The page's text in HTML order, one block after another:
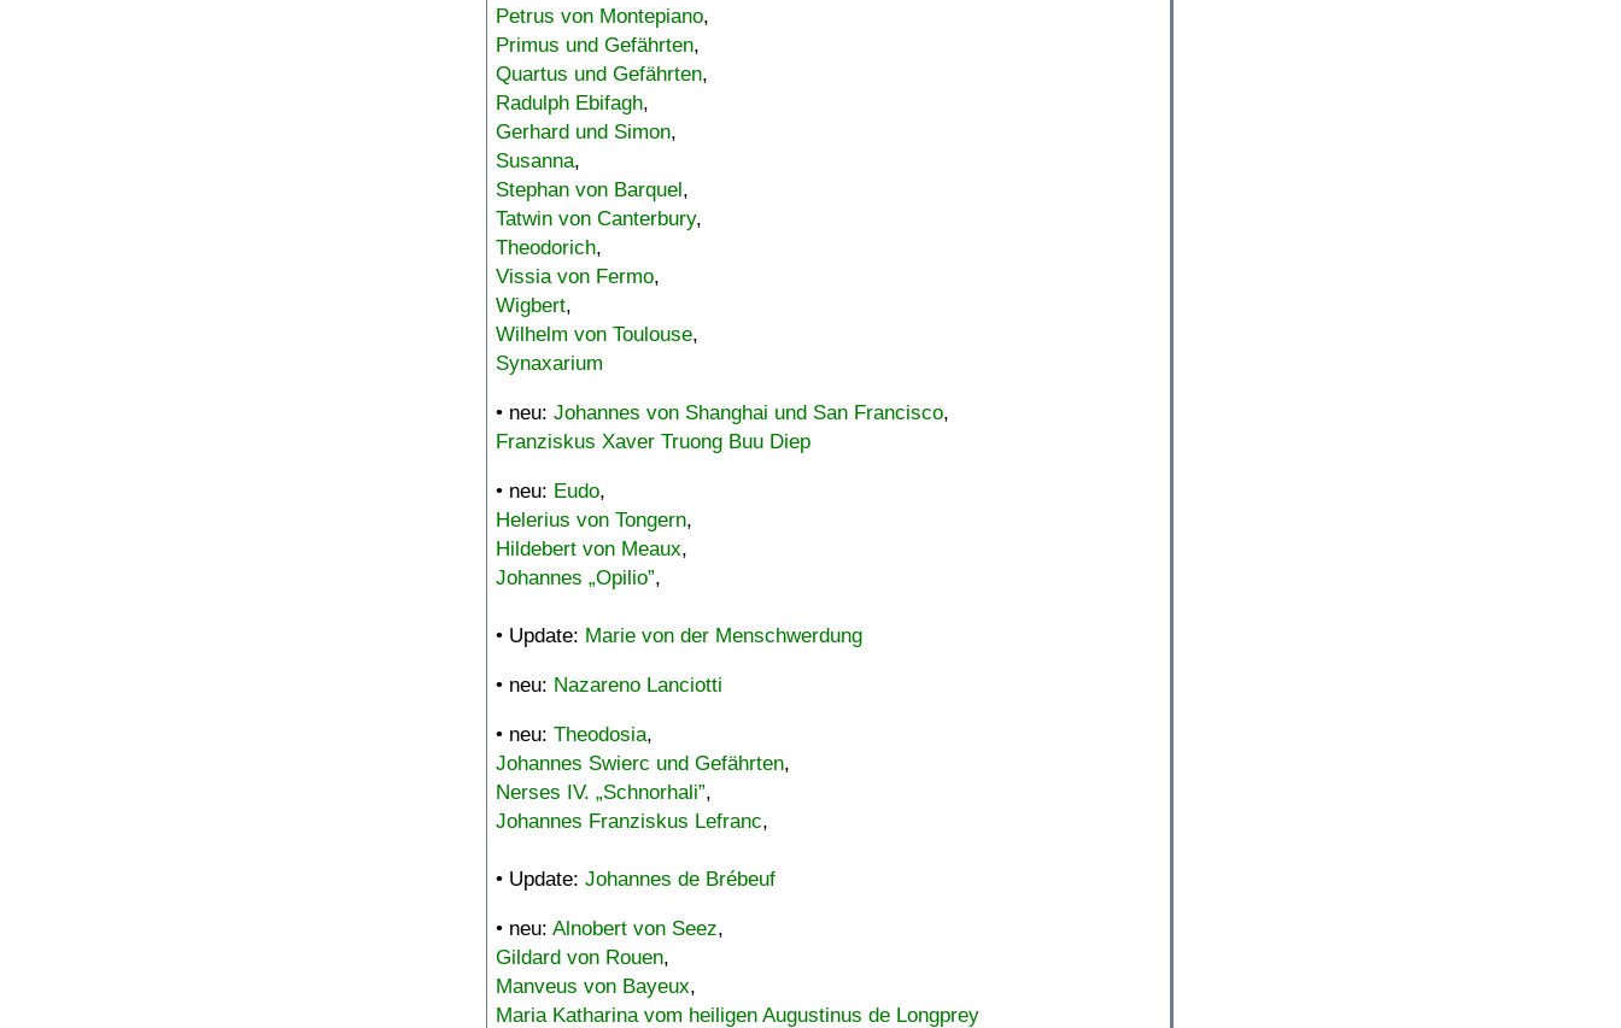
Petrus von Montepiano,
Primus und Gefährten,
Quartus und Gefährten,
Radulph Ebifagh,
Gerhard und Simon,
Susanna,
Stephan von Barquel,
Tatwin von Canterbury,
Theodorich,
Vissia von Fermo,
Wigbert,
Wilhelm von Toulouse,
Synaxarium
• neu: Johannes von Shanghai und San Francisco,
Franziskus Xaver Truong Buu Diep
• neu: Eudo,
Helerius von Tongern,
Hildebert von Meaux,
Johannes „Opilio”,
• Update: Marie von der Menschwerdung
• neu: Nazareno Lanciotti
• neu: Theodosia,
Johannes Swierc und Gefährten,
Nerses IV. „Schnorhali”,
Johannes Franziskus Lefranc,
• Update: Johannes de Brébeuf
• neu: Alnobert von Seez,
Gildard von Rouen,
Manveus von Bayeux,
Maria Katharina vom heiligen Augustinus de Longprey